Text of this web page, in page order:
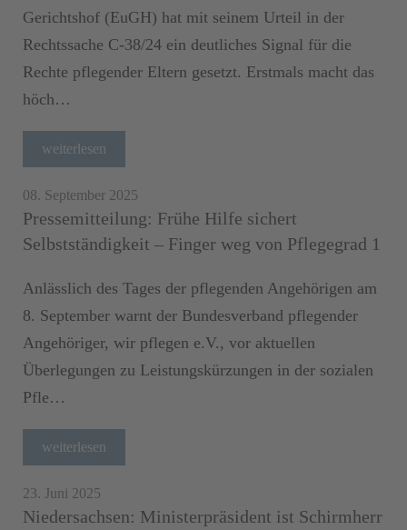
Gerichtshof (EuGH) hat mit seinem Urteil in der
Rechtssache C-38/24 ein deutliches Signal für die
Rechte pflegender Eltern gesetzt. Erstmals macht das
höch…
weiterlesen
08. September 2025
Pressemitteilung: Frühe Hilfe sichert
Selbstständigkeit – Finger weg von Pflegegrad 1
Anlässlich des Tages der pflegenden Angehörigen am
8. September warnt der Bundesverband pflegender
Angehöriger, wir pflegen e.V., vor aktuellen
Überlegungen zu Leistungskürzungen in der sozialen
Pfle…
weiterlesen
23. Juni 2025
Niedersachsen: Ministerpräsident ist Schirmherr